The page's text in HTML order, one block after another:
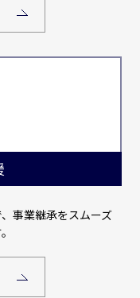
事業継承をスムーズ